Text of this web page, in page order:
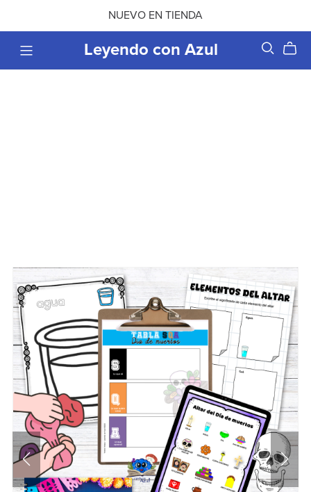
NUEVO EN TIENDA
Leyendo con Azul